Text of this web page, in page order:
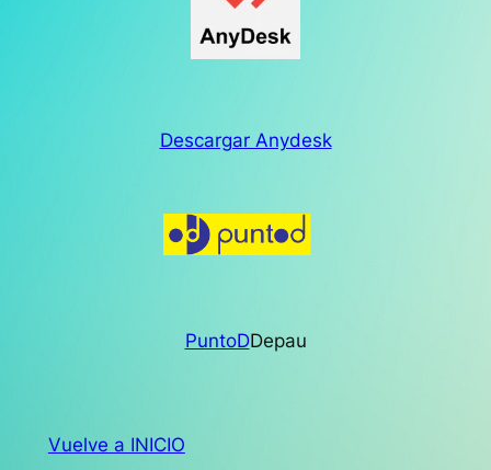
Descargar Anydesk
PuntoDDepau
Vuelve a INICIO